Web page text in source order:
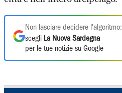
Non lasciare decidere l'algoritmo:
scegli La Nuova Sardegna
per le tue notizie su Google